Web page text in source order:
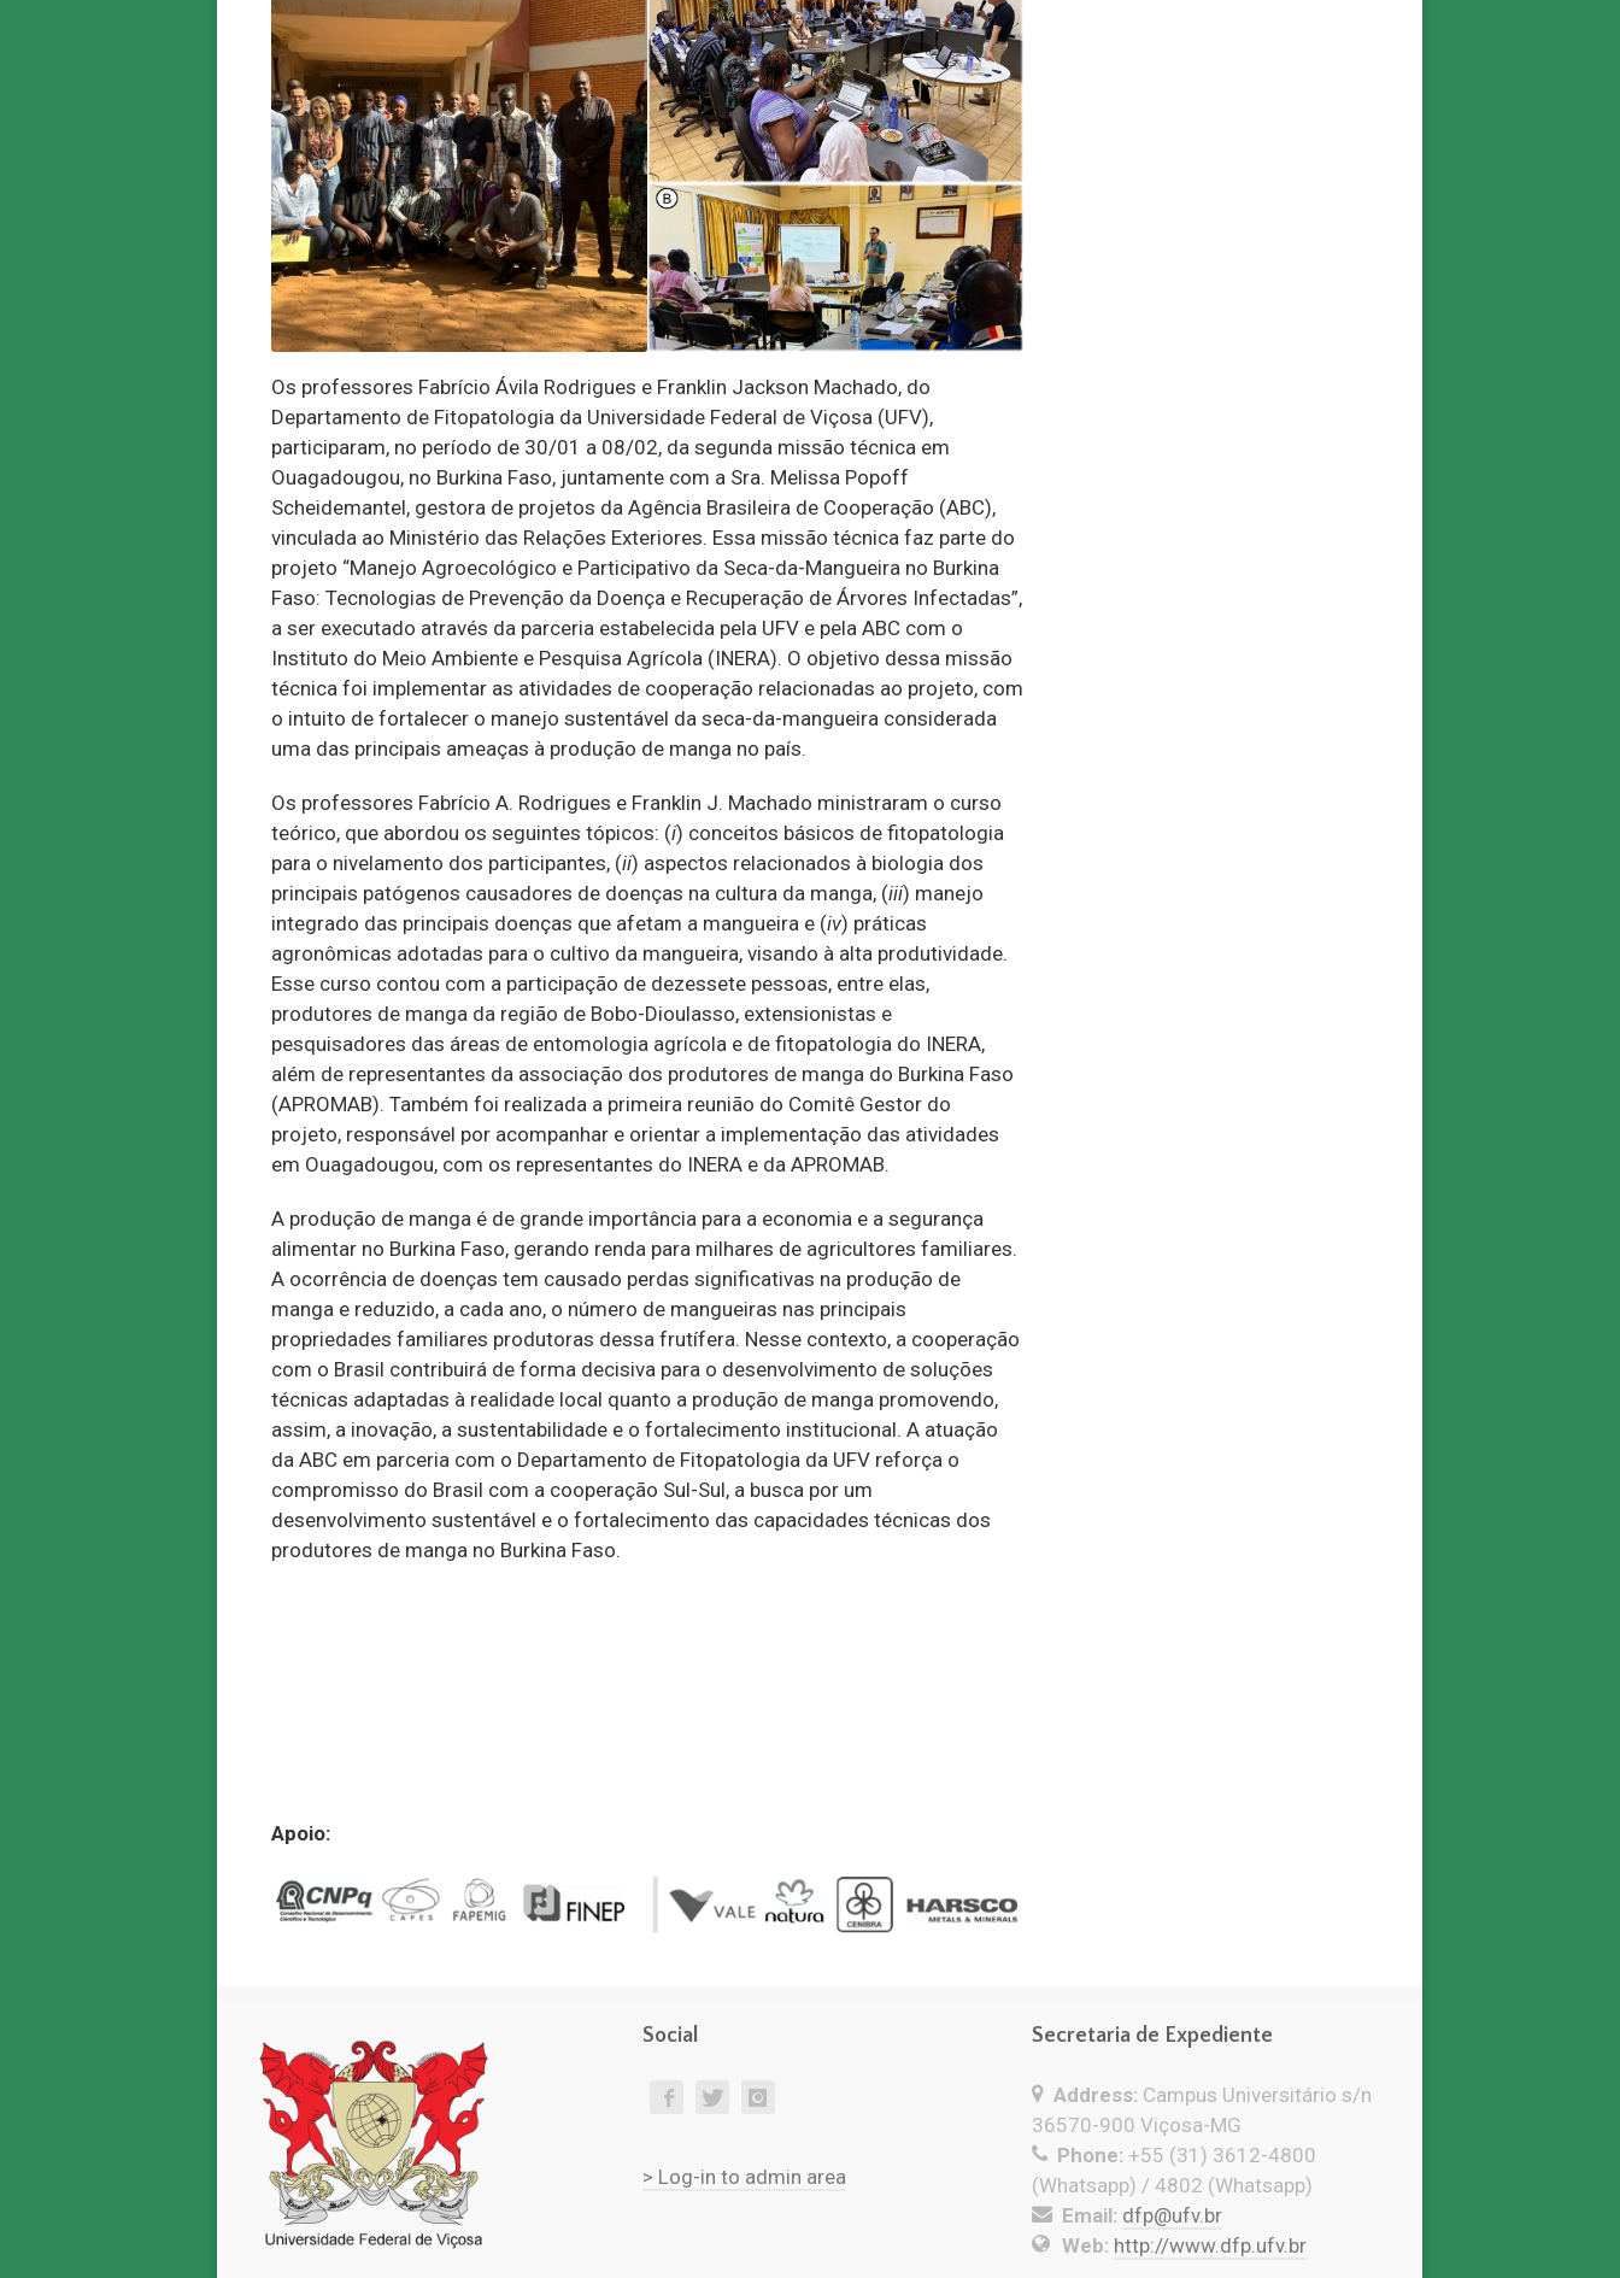
Os professores Fabrício Ávila Rodrigues e Franklin Jackson Machado, do
Departamento de Fitopatologia da Universidade Federal de Viçosa (UFV),
participaram, no período de 30/01 a 08/02, da segunda missão técnica em
Ouagadougou, no Burkina Faso, juntamente com a Sra. Melissa Popoff
Scheidemantel, gestora de projetos da Agência Brasileira de Cooperação (ABC),
vinculada ao Ministério das Relações Exteriores. Essa missão técnica faz parte do
projeto “Manejo Agroecológico e Participativo da Seca-da-Mangueira no Burkina
Faso: Tecnologias de Prevenção da Doença e Recuperação de Árvores Infectadas”,
a ser executado através da parceria estabelecida pela UFV e pela ABC com o
Instituto do Meio Ambiente e Pesquisa Agrícola (INERA). O objetivo dessa missão
técnica foi implementar as atividades de cooperação relacionadas ao projeto, com
o intuito de fortalecer o manejo sustentável da seca-da-mangueira considerada
uma das principais ameaças à produção de manga no país.
Os professores Fabrício A. Rodrigues e Franklin J. Machado ministraram o curso
teórico, que abordou os seguintes tópicos: (i) conceitos básicos de fitopatologia
para o nivelamento dos participantes, (ii) aspectos relacionados à biologia dos
principais patógenos causadores de doenças na cultura da manga, (iii) manejo
integrado das principais doenças que afetam a mangueira e (iv) práticas
agronômicas adotadas para o cultivo da mangueira, visando à alta produtividade.
Esse curso contou com a participação de dezessete pessoas, entre elas,
produtores de manga da região de Bobo-Dioulasso, extensionistas e
pesquisadores das áreas de entomologia agrícola e de fitopatologia do INERA,
além de representantes da associação dos produtores de manga do Burkina Faso
(APROMAB). Também foi realizada a primeira reunião do Comitê Gestor do
projeto, responsável por acompanhar e orientar a implementação das atividades
em Ouagadougou, com os representantes do INERA e da APROMAB.
A produção de manga é de grande importância para a economia e a segurança
alimentar no Burkina Faso, gerando renda para milhares de agricultores familiares.
A ocorrência de doenças tem causado perdas significativas na produção de
manga e reduzido, a cada ano, o número de mangueiras nas principais
propriedades familiares produtoras dessa frutífera. Nesse contexto, a cooperação
com o Brasil contribuirá de forma decisiva para o desenvolvimento de soluções
técnicas adaptadas à realidade local quanto a produção de manga promovendo,
assim, a inovação, a sustentabilidade e o fortalecimento institucional. A atuação
da ABC em parceria com o Departamento de Fitopatologia da UFV reforça o
compromisso do Brasil com a cooperação Sul-Sul, a busca por um
desenvolvimento sustentável e o fortalecimento das capacidades técnicas dos
produtores de manga no Burkina Faso.
Apoio:
Social
> Log-in to admin area
Secretaria de Expediente
Address: Campus Universitário s/n
36570-900 Viçosa-MG
Phone: +55 (31) 3612-4800
(Whatsapp) / 4802 (Whatsapp)
Email: dfp@ufv.br
Web: http://www.dfp.ufv.br